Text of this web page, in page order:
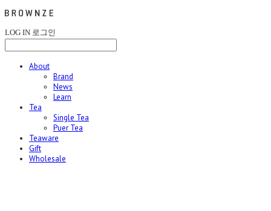
LOG IN 로그인
About
Brand
News
Learn
Tea
Single Tea
Puer Tea
Teaware
Gift
Wholesale